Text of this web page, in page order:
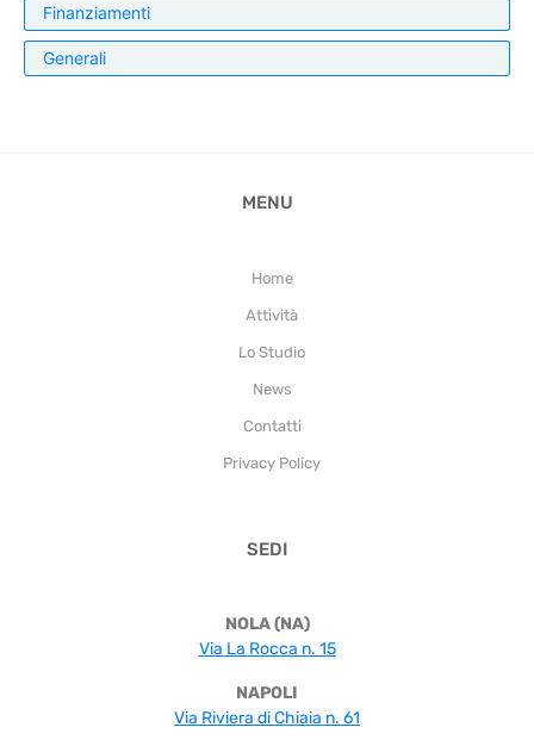
Finanziamenti
Generali
MENU
Home
Attività
Lo Studio
News
Contatti
Privacy Policy
SEDI
NOLA (NA)
Via La Rocca n. 15
NAPOLI
Via Riviera di Chiaia n. 61